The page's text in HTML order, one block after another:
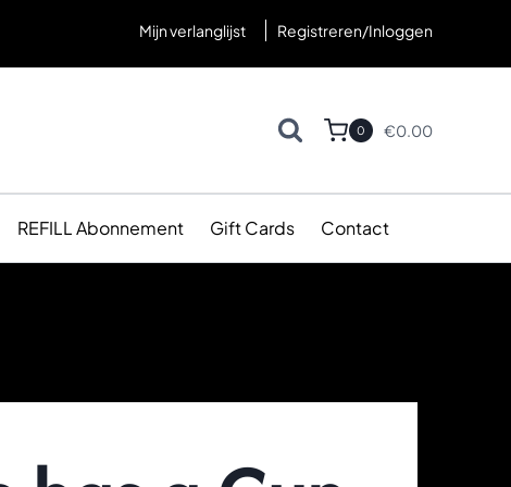
Mijn verlanglijst Registreren/Inloggen
0 €0.00
REFILL Abonnement Gift Cards Contact